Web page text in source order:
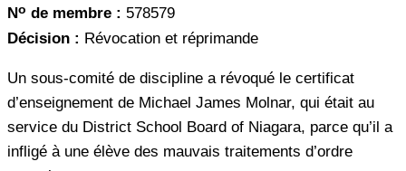
No de membre : 578579
Décision : Révocation et réprimande
Un sous-comité de discipline a révoqué le certificat
d’enseignement de Michael James Molnar, qui était au
service du District School Board of Niagara, parce qu’il a
infligé à une élève des mauvais traitements d’ordre